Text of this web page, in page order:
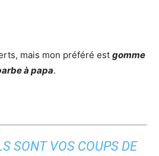
mais mon préféré est gomme
à papa.
SONT VOS COUPS DE